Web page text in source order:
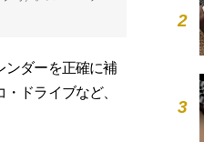
ンダーを正確に補
ドライブなど、
2
3